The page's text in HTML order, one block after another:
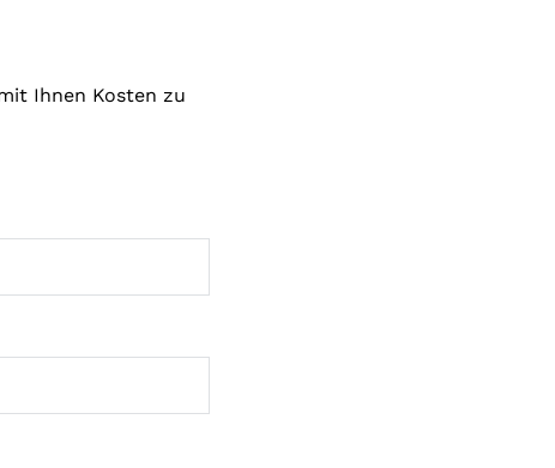
Ihnen Kosten zu